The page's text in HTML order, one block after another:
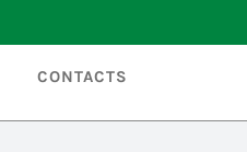
CONTACTS